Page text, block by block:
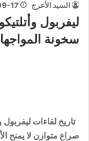
السيد الأعرج 17
ليفربول
سخونة
تاريخ لقاءات
صراع متوازن لا يمنح